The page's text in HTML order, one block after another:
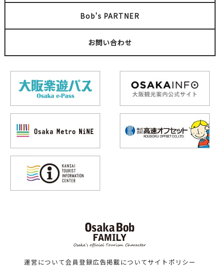
Bob's PARTNER
お問い合わせ
運営について会員登録広告掲載についてサイトポリシー